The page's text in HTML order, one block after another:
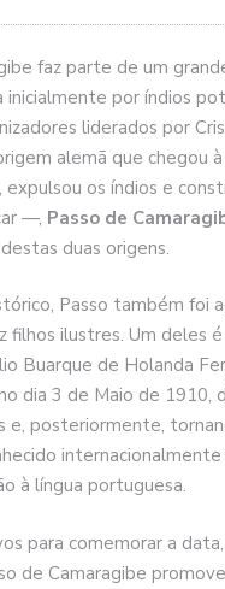
faz parte de um
inicialmente por índios
liderados por
alemã que chegou
expulsou os índios e
—, Passo de
duas origens.
Passo também foi
filhos ilustres. Um deles
Buarque de Holanda
dia 3 de Maio de 1910,
e, posteriormente,
à língua portuguesa.
para comemorar a
de Camaragibe